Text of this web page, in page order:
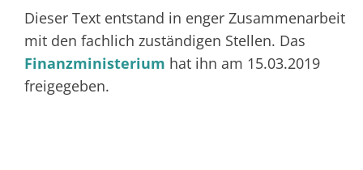
Dieser Text entstand in enger Zusammenarbeit
mit den fachlich zuständigen Stellen. Das
Finanzministerium hat ihn am 15.03.2019
freigegeben.